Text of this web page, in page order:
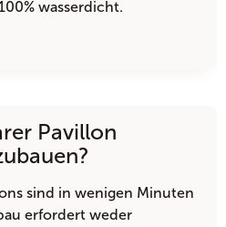
wasserdicht.
Pavillon
sind in wenigen Minuten
erfordert weder